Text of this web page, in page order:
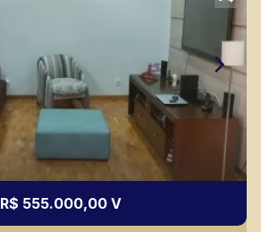
R$ 555.000,00 V